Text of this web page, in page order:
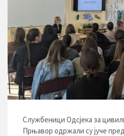
Службеници Одсјека за
Прњавор одржали су јуче